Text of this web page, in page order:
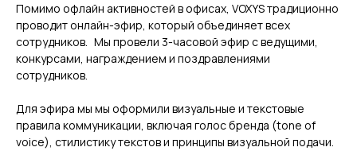
Помимо офлайн активностей в офисах, VOXYS традиционно
проводит онлайн-эфир, который объединяет всех
сотрудников. Мы провели 3-часовой эфир с ведущими,
конкурсами, награждением и поздравлениями
сотрудников.
Для эфира мы мы оформили визуальные и текстовые
правила коммуникации, включая голос бренда (tone of
voice), стилистику текстов и принципы визуальной подачи.